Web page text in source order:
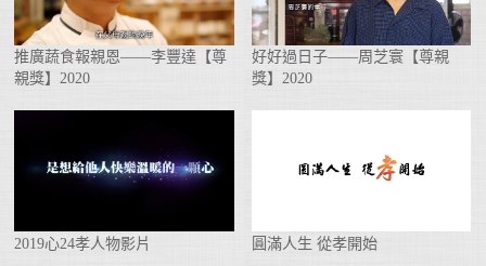
推廣蔬食報親恩——李豐達【尊
親獎】2020
好好過日子——周芝寰【尊親
獎】2020
2019心24孝人物影片 圓滿人生 從孝開始